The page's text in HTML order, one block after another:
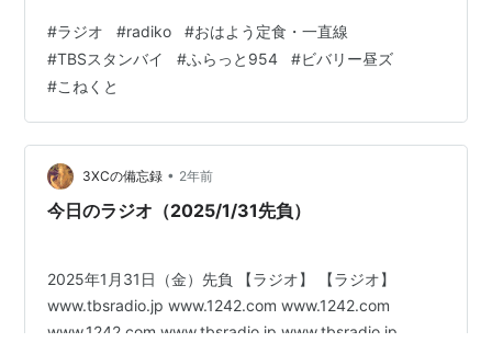
#ラジオ #radiko #おはよう定食・一直線
#TBSスタンバイ #ふらっと954 #ビバリー昼ズ
#こねくと
3XCの備忘録 • 2年前
今日のラジオ（2025/1/31先負）
2025年1月31日（金）先負 【ラジオ】 【ラジオ】
www.tbsradio.jp www.1242.com www.1242.com
www.1242.com www.tbsradio.jp www.tbsradio.jp